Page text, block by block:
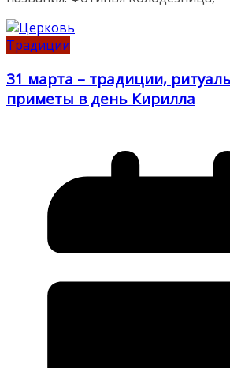
Традиции
31 марта – традиции,
приметы в день Кирилла